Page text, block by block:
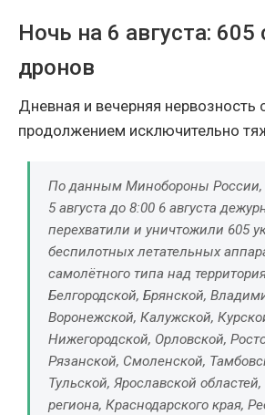
Ночь на 6 августа:
дронов
Дневная и вечерняя нервозность
продолжением исключительно
По данным Минобороны России,
5 августа до 8:00 6 августа
перехватили и уничтожили 605
беспилотных летательных
самолётного типа над
Белгородской, Брянской,
Воронежской, Калужской,
Нижегородской, Орловской,
Рязанской, Смоленской,
Тульской, Ярославской
региона, Краснодарского края,